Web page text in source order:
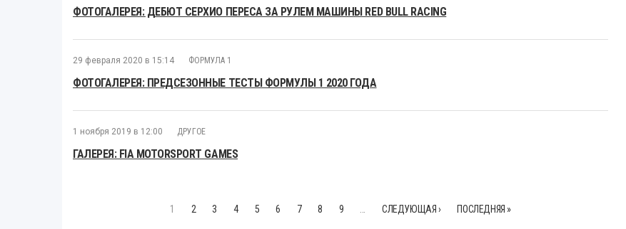
ФОТОГАЛЕРЕЯ: ДЕБЮТ СЕРХИО ПЕРЕСА ЗА РУЛЕМ МАШИНЫ RED BULL RACING
29 февраля 2020 в 15:14 ФОРМУЛА 1
ФОТОГАЛЕРЕЯ: ПРЕДСЕЗОННЫЕ ТЕСТЫ ФОРМУЛЫ 1 2020 ГОДА
1 ноября 2019 в 12:00 ДРУГОЕ
ГАЛЕРЕЯ: FIA MOTORSPORT GAMES
1 2 3 4 5 6 7 8 9 СЛЕДУЮЩАЯ › ПОСЛЕДНЯЯ »